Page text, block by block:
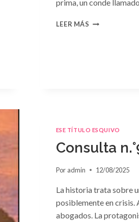
prima, un conde
LEER MÁS CONSULTA
ESE TÍTULO ESQUIVO
Consulta
Por admin 12/08/2025
La historia trata sobre
posiblemente en crisis.
abogados. La